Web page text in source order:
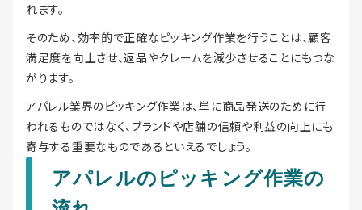
れます。
そのため、効率的で正確なピッキング作業を行うことは、顧客
満足度を向上させ、返品やクレームを減少させることにもつな
がります。
アパレル業界のピッキング作業は、単に商品発送のために行
われるものではなく、ブランドや店舗の信頼や利益の向上にも
寄与する重要なものであるといえるでしょう。
アパレルのピッキング作業の